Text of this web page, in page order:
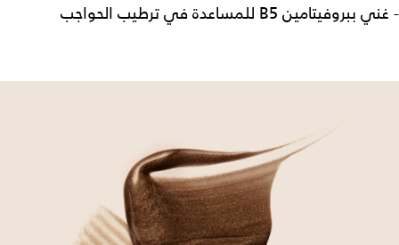
- غني ببروفيتامين B5 للمساعدة في ترطيب الحواجب